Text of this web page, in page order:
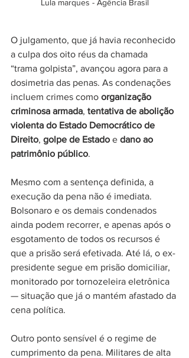
Lula marques - Agência Brasil
O julgamento, que já havia reconhecido
a culpa dos oito réus da chamada
“trama golpista”, avançou agora para a
dosimetria das penas. As condenações
incluem crimes como organização
criminosa armada, tentativa de abolição
violenta do Estado Democrático de
Direito, golpe de Estado e dano ao
patrimônio público.
Mesmo com a sentença definida, a
execução da pena não é imediata.
Bolsonaro e os demais condenados
ainda podem recorrer, e apenas após o
esgotamento de todos os recursos é
que a prisão será efetivada. Até lá, o ex-
presidente segue em prisão domiciliar,
monitorado por tornozeleira eletrônica
— situação que já o mantém afastado da
cena política.
Outro ponto sensível é o regime de
cumprimento da pena. Militares de alta